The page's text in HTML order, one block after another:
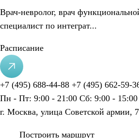
Врач-невролог, врач
специалист по интеграт...
Расписание
+7 (495) 688-44-88 +7 (495) 662-59-
Пн - Пт: 9:00 - 21:00 Сб: 9:00 - 15:00
г. Москва, улица Советской армии, 7
Построить маршрут